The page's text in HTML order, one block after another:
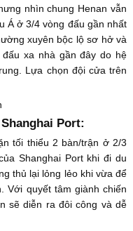
nhìn chung Henan vẫn
Á ở 3/4 vòng đấu gần nhất
xuyên bộc lộ sơ hở và
xa nhà gần đây do hệ
Lựa chọn đội cửa trên
Port:
tối thiểu 2 bàn/trận ở 2/3
Shanghai Port khi đi du
thủ lại lỏng lẻo khi vừa để
Với quyết tâm giành chiến
sẽ diễn ra đôi công và dễ